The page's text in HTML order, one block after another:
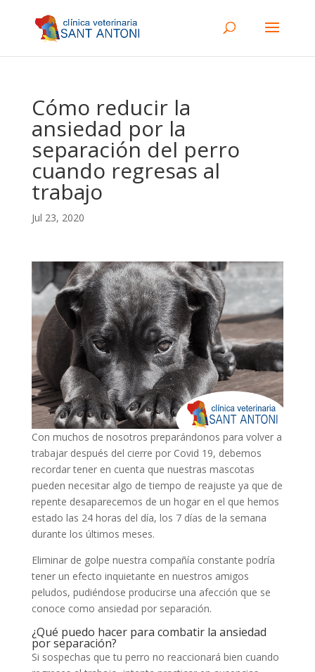
Cómo reducir la
ansiedad por la
separación del perro
cuando regresas al
trabajo
Jul 23, 2020
Con muchos de nosotros preparándonos para volver a
trabajar después del cierre por Covid 19, debemos
recordar tener en cuenta que nuestras mascotas
pueden necesitar algo de tiempo de reajuste ya que de
repente desaparecemos de un hogar en el que hemos
estado las 24 horas del día, los 7 días de la semana
durante los últimos meses.
Eliminar de golpe nuestra compañía constante podría
tener un efecto inquietante en nuestros amigos
peludos, pudiéndose producirse una afección que se
conoce como ansiedad por separación.
¿Qué puedo hacer para combatir la ansiedad
por separación?
Si sospechas que tu perro no reaccionará bien cuando